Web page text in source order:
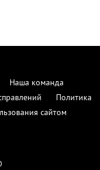
Наша команда
Политика
сайтом